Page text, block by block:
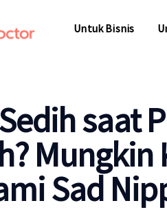
Untuk Bisnis
saat
Mungkin
Sad